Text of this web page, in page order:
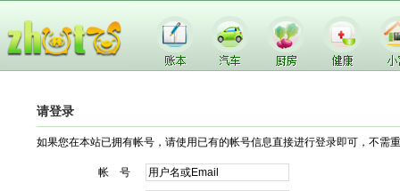
请登录
如果您在本站已拥有帐号，请使用已有的帐号信息直接进行登录即可，不需
帐 号